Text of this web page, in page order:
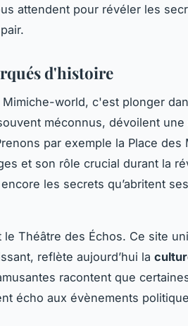
attendent pour révéler les
d'histoire
Mimiche-world, c'est plonger
méconnus, dévoilent une
par exemple la Place des
et son rôle crucial durant la
les secrets qu’abritent
Théâtre des Échos. Ce site
reflète aujourd’hui la
racontent que
écho aux évènements